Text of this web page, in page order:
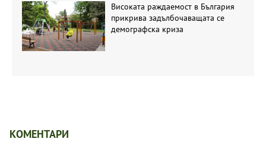
Високата раждаемост в България
прикрива задълбочаващата се
демографска криза
КОМЕНТАРИ